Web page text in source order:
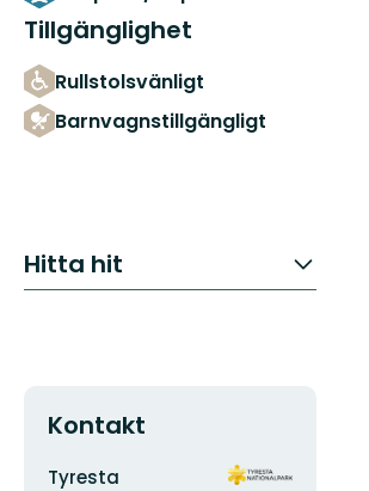
Tillgänglighet
Rullstolsvänligt
Barnvagnstillgängligt
Hitta hit
Kontakt
Adress
Tyresta
Organisationens